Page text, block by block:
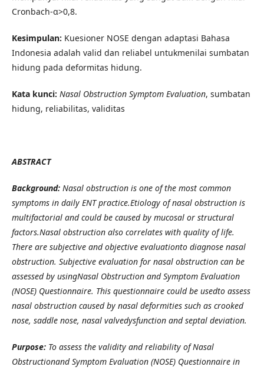
Cronbach-α>0,8.
Kesimpulan: Kuesioner NOSE dengan adaptasi Bahasa
Indonesia adalah valid dan reliabel untukmenilai sumbatan
hidung pada deformitas hidung.
Kata kunci: Nasal Obstruction Symptom Evaluation, sumbatan
hidung, reliabilitas, validitas
ABSTRACT
Background: Nasal obstruction is one of the most common
symptoms in daily ENT practice.Etiology of nasal obstruction is
multifactorial and could be caused by mucosal or structural
factors.Nasal obstruction also correlates with quality of life.
There are subjective and objective evaluationto diagnose nasal
obstruction. Subjective evaluation for nasal obstruction can be
assessed by usingNasal Obstruction and Symptom Evaluation
(NOSE) Questionnaire. This questionnaire could be usedto assess
nasal obstruction caused by nasal deformities such as crooked
nose, saddle nose, nasal valvedysfunction and septal deviation.
Purpose: To assess the validity and reliability ofNasal
Obstructionand Symptom Evaluation (NOSE) Questionnaire in